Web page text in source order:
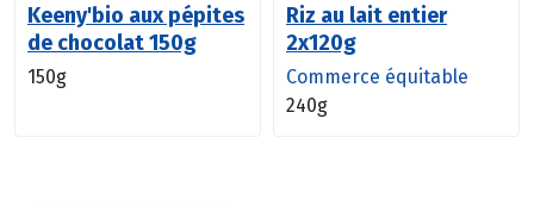
Keeny'bio aux pépites
de chocolat 150g
150g
Riz au lait entier
2x120g
Commerce équitable
240g